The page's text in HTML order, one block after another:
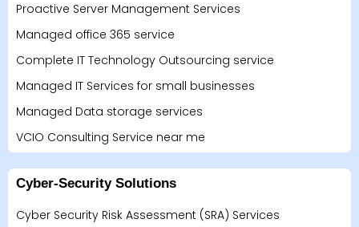
Proactive Server Management Services
Managed office 365 service
Complete IT Technology Outsourcing service
Managed IT Services for small businesses
Managed Data storage services
VCIO Consulting Service near me
Cyber-Security Solutions
Cyber Security Risk Assessment (SRA) Services